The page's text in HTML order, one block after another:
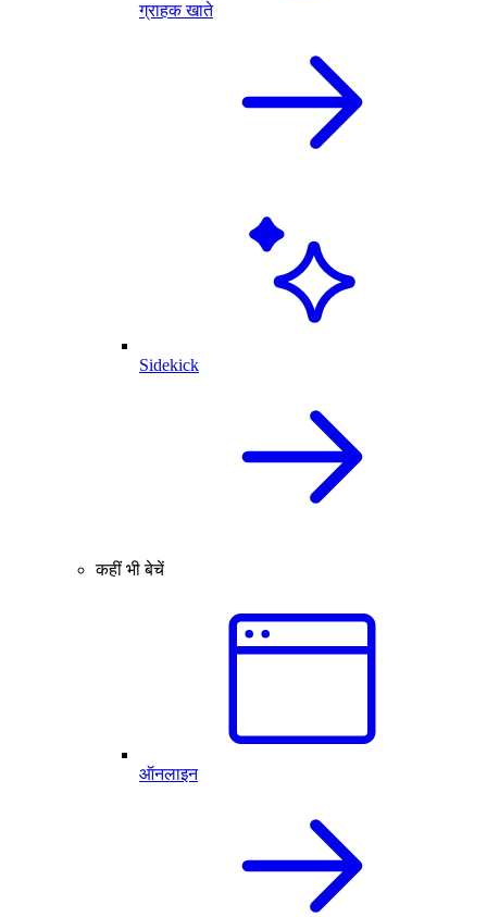
ग्राहक खाते
Sidekick
कहीं भी बेचें
ऑनलाइन